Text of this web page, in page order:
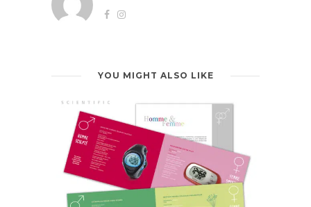
YOU MIGHT ALSO LIKE